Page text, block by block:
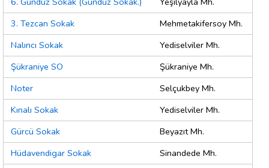
3. Tezcan Sokak
Mehmetakifersoy Mh.
Nalıncı Sokak
Yediselviler Mh.
Şükraniye SO
Şükraniye Mh.
Noter
Selçukbey Mh.
Kınalı Sokak
Yediselviler Mh.
Gürcü Sokak
Beyazıt Mh.
Hüdavendigar Sokak
Sinandede Mh.